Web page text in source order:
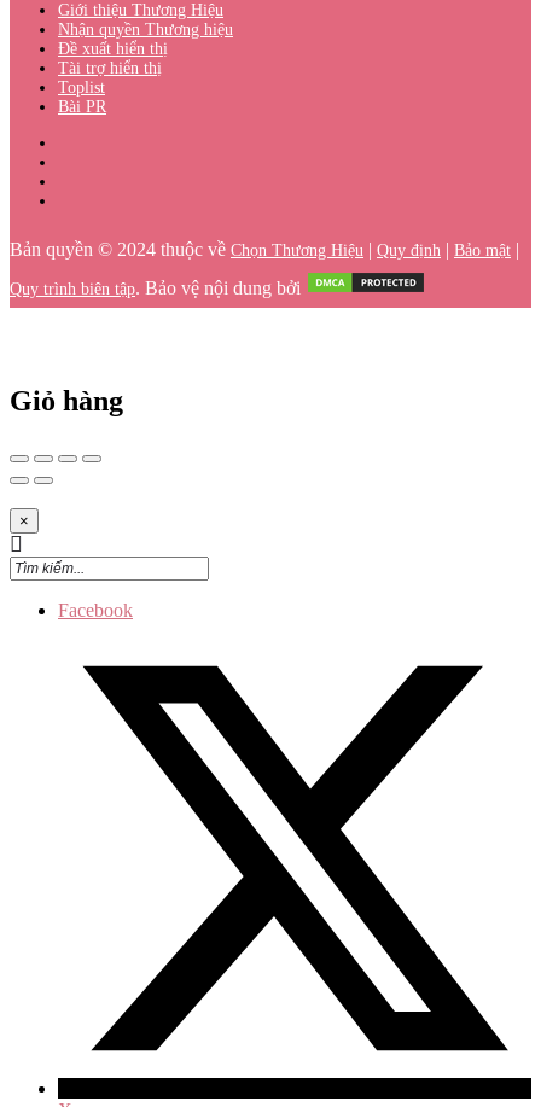
Giới thiệu Thương Hiệu
Nhận quyền Thương hiệu
Đề xuất hiển thị
Tài trợ hiển thị
Toplist
Bài PR
Bản quyền © 2024 thuộc về Chọn Thương Hiệu | Quy định | Bảo mật |
Quy trình biên tập. Bảo vệ nội dung bởi
Giỏ hàng
×
Facebook